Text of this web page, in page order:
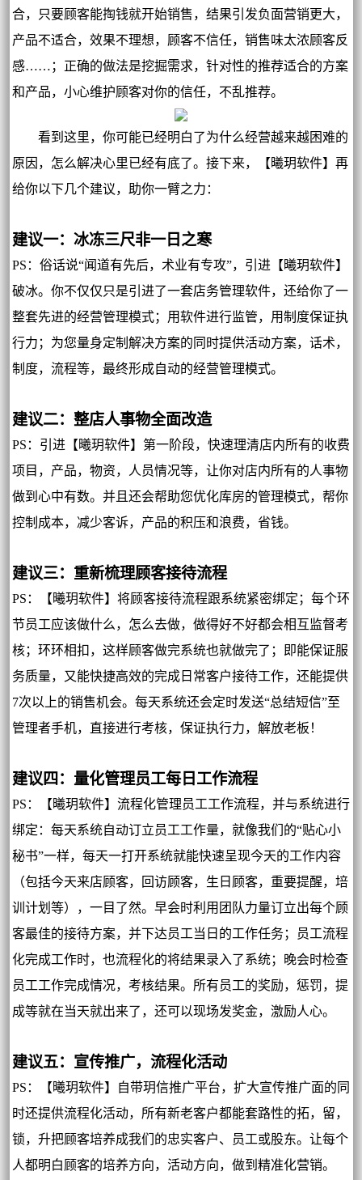
合，只要顾客能掏钱就开始销售，结果引发负面营销更大，
产品不适合，效果不理想，顾客不信任，销售味太浓顾客反
感……；正确的做法是挖掘需求，针对性的推荐适合的方案
和产品，小心维护顾客对你的信任，不乱推荐。
看到这里，你可能已经明白了为什么经营越来越困难的
原因，怎么解决心里已经有底了。接下来，【曦玥软件】再
给你以下几个建议，助你一臂之力：
建议一：冰冻三尺非一日之寒
PS：俗话说“闻道有先后，术业有专攻”，引进【曦玥软件】
破冰。你不仅仅只是引进了一套店务管理软件，还给你了一
整套先进的经营管理模式；用软件进行监管，用制度保证执
行力；为您量身定制解决方案的同时提供活动方案，话术，
制度，流程等，最终形成自动的经营管理模式。
建议二：整店人事物全面改造
PS：引进【曦玥软件】第一阶段，快速理清店内所有的收费
项目，产品，物资，人员情况等，让你对店内所有的人事物
做到心中有数。并且还会帮助您优化库房的管理模式，帮你
控制成本，减少客诉，产品的积压和浪费，省钱。
建议三：重新梳理顾客接待流程
PS：【曦玥软件】将顾客接待流程跟系统紧密绑定；每个环
节员工应该做什么，怎么去做，做得好不好都会相互监督考
核；环环相扣，这样顾客做完系统也就做完了；即能保证服
务质量，又能快捷高效的完成日常客户接待工作，还能提供
7次以上的销售机会。每天系统还会定时发送“总结短信”至
管理者手机，直接进行考核，保证执行力，解放老板！
建议四：量化管理员工每日工作流程
PS：【曦玥软件】流程化管理员工工作流程，并与系统进行
绑定：每天系统自动订立员工工作量，就像我们的“贴心小
秘书”一样，每天一打开系统就能快速呈现今天的工作内容
（包括今天来店顾客，回访顾客，生日顾客，重要提醒，培
训计划等），一目了然。早会时利用团队力量订立出每个顾
客最佳的接待方案，并下达员工当日的工作任务；员工流程
化完成工作时，也流程化的将结果录入了系统；晚会时检查
员工工作完成情况，考核结果。所有员工的奖励，惩罚，提
成等就在当天就出来了，还可以现场发奖金，激励人心。
建议五：宣传推广，流程化活动
PS：【曦玥软件】自带玥信推广平台，扩大宣传推广面的同
时还提供流程化活动，所有新老客户都能套路性的拓，留，
锁，升把顾客培养成我们的忠实客户、员工或股东。让每个
人都明白顾客的培养方向，活动方向，做到精准化营销。